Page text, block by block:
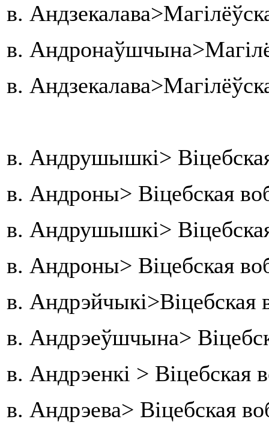
в.
в.
в.
в. Андрушышкі>
в. Андроны> Віцебская
в. Андрушышкі>
в. Андроны> Віцебская
в.
в. Андрэеўшчына>
в. Андрэенкі > Віцебская
в. Андрэева> Віцебская